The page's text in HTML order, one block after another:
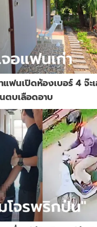
ฟนเปิดห้องเบอร์ 4 จ๊ะ
ตบเลือดอาบ